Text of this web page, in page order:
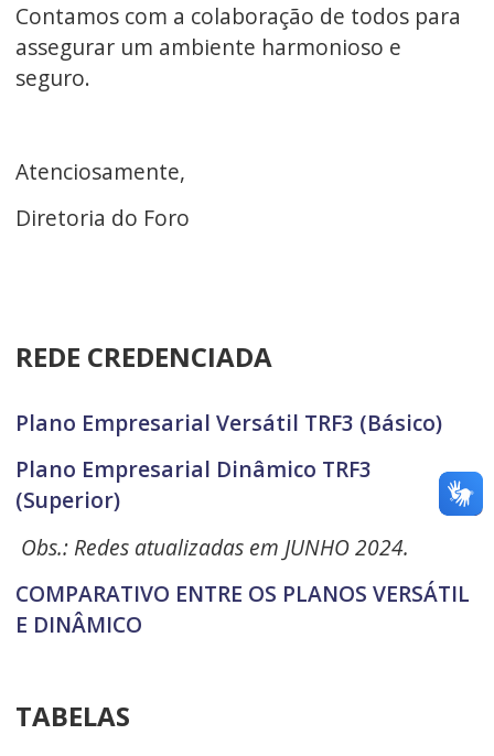
Contamos com a colaboração de todos para
assegurar um ambiente harmonioso e
seguro.
Atenciosamente,
Diretoria do Foro
REDE CREDENCIADA
Plano Empresarial Versátil TRF3 (Básico)
Plano Empresarial Dinâmico TRF3
(Superior)
Obs.: Redes atualizadas em JUNHO 2024.
COMPARATIVO ENTRE OS PLANOS VERSÁTIL
E DINÂMICO
TABELAS